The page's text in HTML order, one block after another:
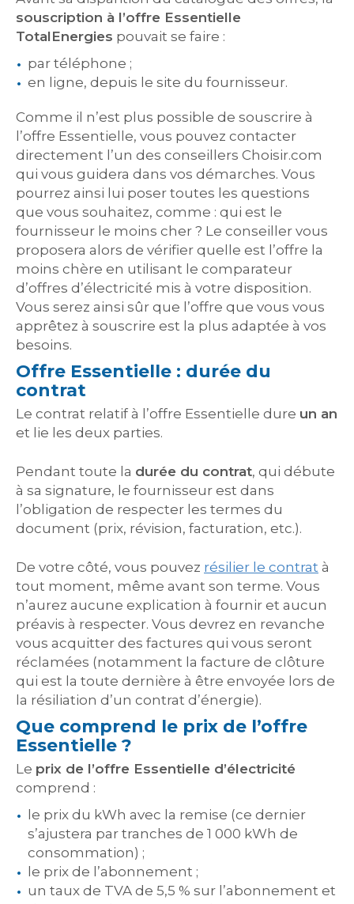
souscription à l’offre Essentielle
TotalEnergies pouvait se faire :
par téléphone ;
en ligne, depuis le site du fournisseur.
Comme il n’est plus possible de souscrire à
l’offre Essentielle, vous pouvez contacter
directement l’un des conseillers Choisir.com
qui vous guidera dans vos démarches. Vous
pourrez ainsi lui poser toutes les questions
que vous souhaitez, comme : qui est le
fournisseur le moins cher ? Le conseiller vous
proposera alors de vérifier quelle est l’offre la
moins chère en utilisant le comparateur
d’offres d’électricité mis à votre disposition.
Vous serez ainsi sûr que l’offre que vous vous
apprêtez à souscrire est la plus adaptée à vos
besoins.
Offre Essentielle : durée du
contrat
Le contrat relatif à l’offre Essentielle dure un an
et lie les deux parties.
Pendant toute la durée du contrat, qui débute
à sa signature, le fournisseur est dans
l’obligation de respecter les termes du
document (prix, révision, facturation, etc.).
De votre côté, vous pouvez résilier le contrat à
tout moment, même avant son terme. Vous
n’aurez aucune explication à fournir et aucun
préavis à respecter. Vous devrez en revanche
vous acquitter des factures qui vous seront
réclamées (notamment la facture de clôture
qui est la toute dernière à être envoyée lors de
la résiliation d’un contrat d’énergie).
Que comprend le prix de l’offre
Essentielle ?
Le prix de l’offre Essentielle d’électricité
comprend :
le prix du kWh avec la remise (ce dernier
s’ajustera par tranches de 1 000 kWh de
consommation) ;
le prix de l’abonnement ;
un taux de TVA de 5,5 % sur l’abonnement et